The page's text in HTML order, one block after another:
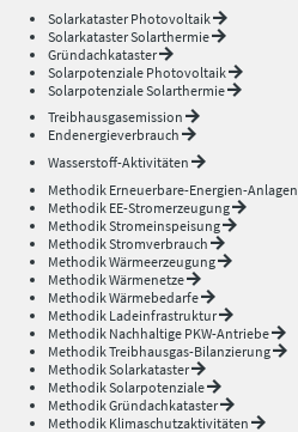
Solarkataster Photovoltaik
Solarkataster Solarthermie
Gründachkataster
Solarpotenziale Photovoltaik
Solarpotenziale Solarthermie
Treibhausgasemission
Endenergieverbrauch
Wasserstoff-Aktivitäten
Methodik Erneuerbare-Energien-Anlagen
Methodik EE-Stromerzeugung
Methodik Stromeinspeisung
Methodik Stromverbrauch
Methodik Wärmeerzeugung
Methodik Wärmenetze
Methodik Wärmebedarfe
Methodik Ladeinfrastruktur
Methodik Nachhaltige PKW-Antriebe
Methodik Treibhausgas-Bilanzierung
Methodik Solarkataster
Methodik Solarpotenziale
Methodik Gründachkataster
Methodik Klimaschutzaktivitäten